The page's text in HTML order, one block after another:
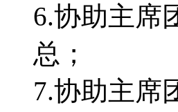
6.协助主席
总；
7.协助主席